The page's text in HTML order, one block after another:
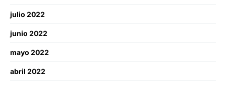
julio 2022
junio 2022
mayo 2022
abril 2022